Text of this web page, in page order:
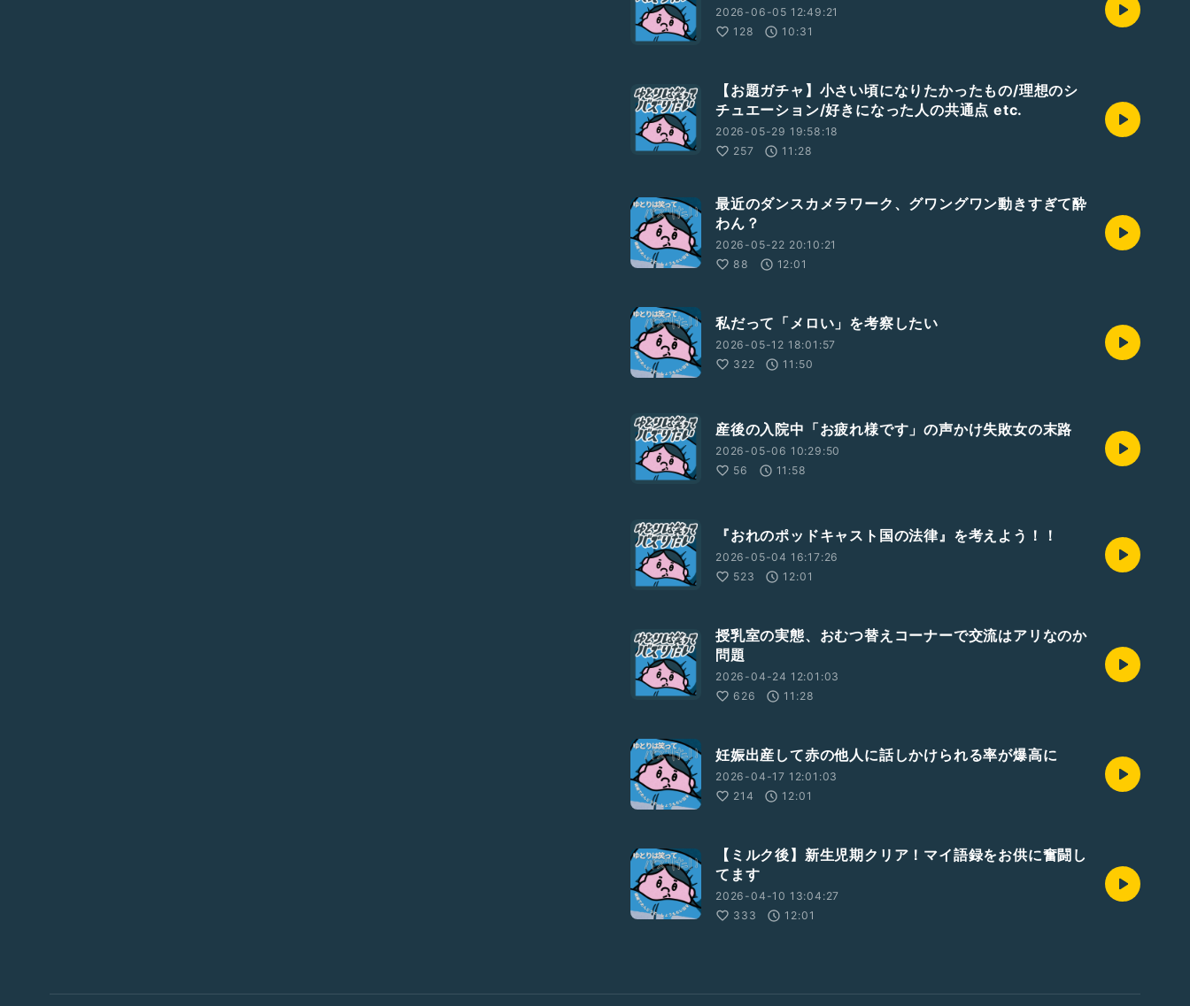
2026-06-05 12:49:21
128
10:31
【お題ガチャ】小さい頃になりたかったもの/理想のシ
チュエーション/好きになった人の共通点 etc.
2026-05-29 19:58:18
257
11:28
最近のダンスカメラワーク、グワングワン動きすぎて酔
わん？
2026-05-22 20:10:21
88
12:01
私だって「メロい」を考察したい
2026-05-12 18:01:57
322
11:50
産後の入院中「お疲れ様です」の声かけ失敗女の末路
2026-05-06 10:29:50
56
11:58
『おれのポッドキャスト国の法律』を考えよう！！
2026-05-04 16:17:26
523
12:01
授乳室の実態、おむつ替えコーナーで交流はアリなのか
問題
2026-04-24 12:01:03
626
11:28
妊娠出産して赤の他人に話しかけられる率が爆高に
2026-04-17 12:01:03
214
12:01
【ミルク後】新生児期クリア！マイ語録をお供に奮闘し
てます
2026-04-10 13:04:27
333
12:01